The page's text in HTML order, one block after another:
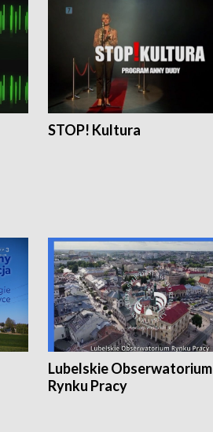
STOP! Kultura
Lubelskie Obserwatorium
Rynku Pracy